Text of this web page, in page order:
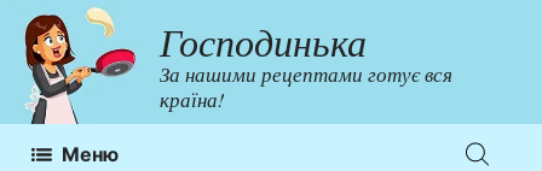
Перейти
до
контенту
Господинька
За нашими рецептами готує вся
країна!
Меню